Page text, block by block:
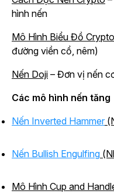
hình nến
Mô Hình Biểu Đồ Crypto
đường viền cổ, nêm)
Nến Doji – Đơn vị nến
Các mô hình nến tăng
Nến Inverted Hammer
Nến Bullish Engulfing
Mô Hình Cup and